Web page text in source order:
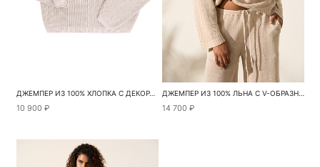
ДЖЕМПЕР ИЗ 100% ХЛОПКА С ДЕКОРАТИВНЫМИ СБАВКАМИ
10 900 ₽
ДЖЕМПЕР ИЗ 100% ЛЬНА С V-ОБРАЗНЫМ ВЫРЕЗОМ
14 700 ₽